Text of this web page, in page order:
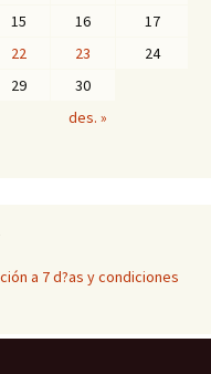
des. »
15 16
17
22 23
24
29 30